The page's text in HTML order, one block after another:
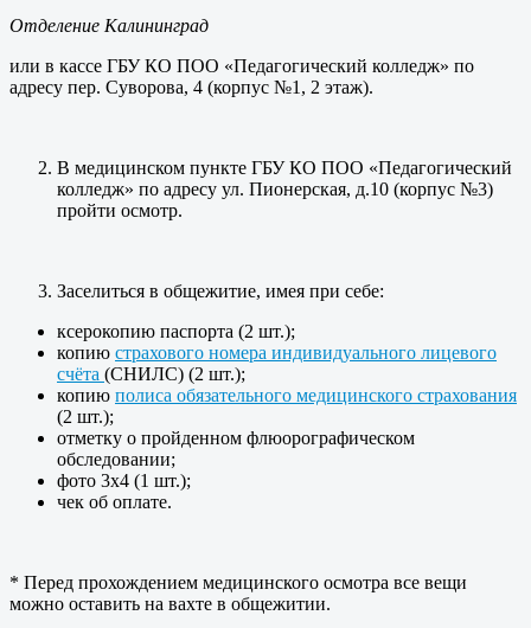
Отделение Калининград
или в кассе ГБУ КО ПОО «Педагогический колледж» по
адресу пер. Суворова, 4 (корпус №1, 2 этаж).
В медицинском пункте ГБУ КО ПОО «Педагогический
колледж» по адресу ул. Пионерская, д.10 (корпус №3)
пройти осмотр.
Заселиться в общежитие, имея при себе:
ксерокопию паспорта (2 шт.);
копию страхового номера индивидуального лицевого
счёта (СНИЛС) (2 шт.);
копию полиса обязательного медицинского страхования
(2 шт.);
отметку о пройденном флюорографическом
обследовании;
фото 3х4 (1 шт.);
чек об оплате.
* Перед прохождением медицинского осмотра все вещи
можно оставить на вахте в общежитии.